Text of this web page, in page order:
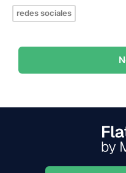
redes sociales